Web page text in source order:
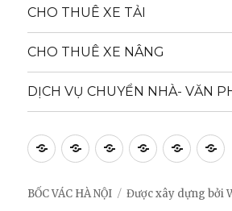
CHO THUÊ XE TẢI
CHO THUÊ XE NÂNG
DỊCH VỤ CHUYỂN NHÀ- VĂN
TrangGiới DỊCH
BỐC
CHO
XE
CHO
XE
BỐC VÁC HÀ NỘI Được xây dựng bởi